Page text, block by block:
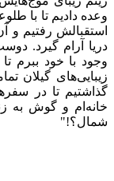
وعده دادیم تا با
استقبالش رفتیم و
دریا آرام گیرد.
وجود با خود ببرم
زیبایی‌های گیلان
گذاشتیم تا در
خانه‌ام و گوش به
شمال؟!"